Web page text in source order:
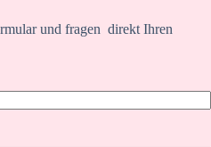
und fragen direkt Ihren